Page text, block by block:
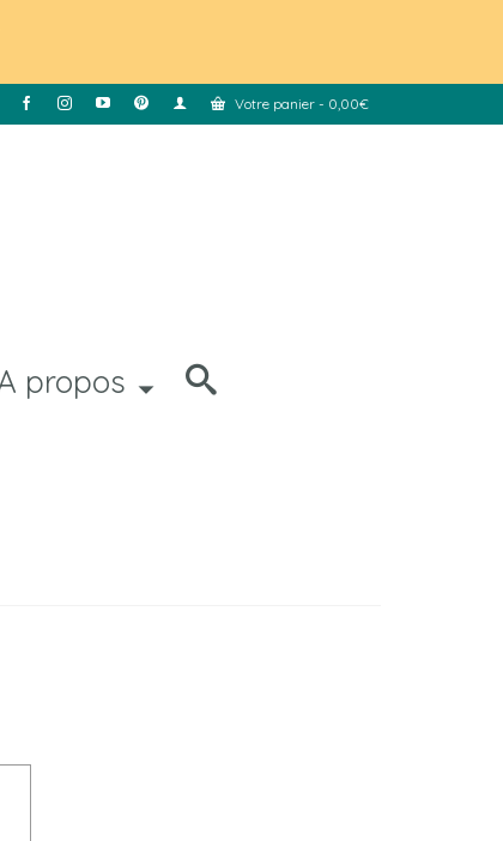
Votre panier - 0,00€
propos